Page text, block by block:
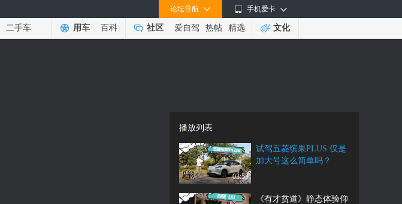
手机爱卡
论坛导航
二手车 用车 百科 社区 爱自驾 热帖 精选 文化
播放列表
03:53
试驾五菱缤果PLUS 仅是
加大号这么简单吗？
《有才贫道》静态体验仰